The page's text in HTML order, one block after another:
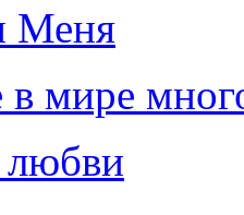
Меня
мире